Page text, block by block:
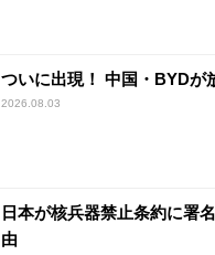
ついに出現！ 中国・BYDが
2026.08.03
日本が核兵器禁止条約に署
由